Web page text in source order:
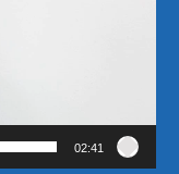
02:41